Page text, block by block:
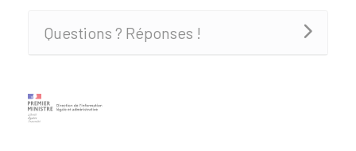
Questions ? Réponses !